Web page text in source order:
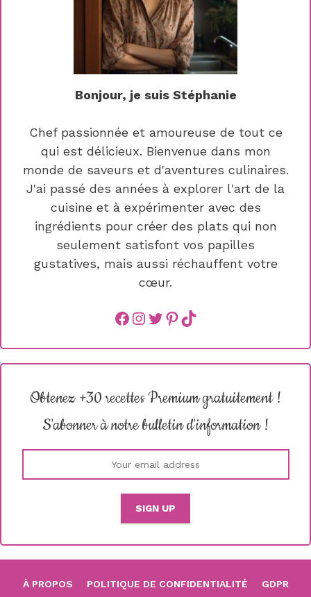
Bonjour, je suis Stéphanie
Chef passionnée et amoureuse de tout ce
qui est délicieux. Bienvenue dans mon
monde de saveurs et d'aventures culinaires.
J'ai passé des années à explorer l'art de la
cuisine et à expérimenter avec des
ingrédients pour créer des plats qui non
seulement satisfont vos papilles
gustatives, mais aussi réchauffent votre
cœur.
Facebook
instagram
Twitter
Pinterest
TikTok
Obtenez +30 recettes Premium gratuitement !
S'abonner à notre bulletin d'information !
À PROPOS POLITIQUE DE CONFIDENTIALITÉ GDPR